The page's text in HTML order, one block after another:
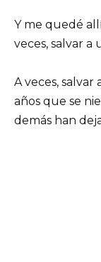
Y me quedé
veces, salvar a
A veces,
años que se
demás han